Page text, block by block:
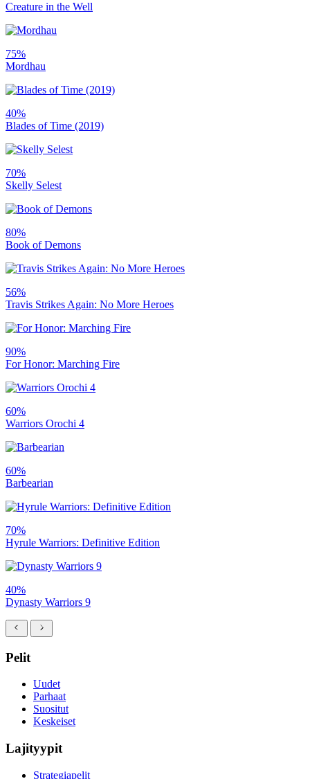
Creature in the Well
75%
Mordhau
40%
Blades of Time (2019)
70%
Skelly Selest
80%
Book of Demons
56%
Travis Strikes Again: No More Heroes
90%
For Honor: Marching Fire
60%
Warriors Orochi 4
60%
Barbearian
70%
Hyrule Warriors: Definitive Edition
40%
Dynasty Warriors 9
Pelit
Uudet
Parhaat
Suositut
Keskeiset
Lajityypit
Strategiapelit